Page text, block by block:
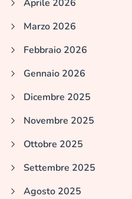
Aprile 2026
Marzo 2026
Febbraio 2026
Gennaio 2026
Dicembre 2025
Novembre 2025
Ottobre 2025
Settembre 2025
Agosto 2025